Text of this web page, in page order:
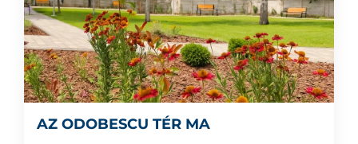
AZ ODOBESCU TÉR MA